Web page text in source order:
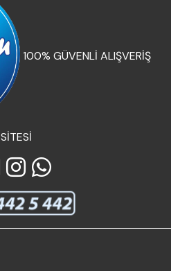
100% GÜVENLİ ALIŞVERİŞ
SİTESİ